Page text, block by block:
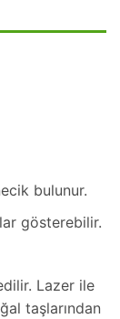
bulunur.
gösterebilir.
Lazer ile
taşlarından